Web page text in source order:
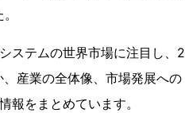
ステムの世界市場に注目し、2
産業の全体像、市場発展への
報をまとめています。